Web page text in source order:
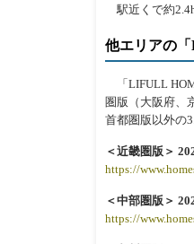
駅近くで約
他エリアの
「LIFULL
圏版（大阪府、
首都圏版以外の
＜近畿圏版＞
https://
＜中部圏版＞
https://